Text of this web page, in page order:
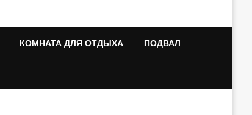
КОМНАТА ДЛЯ ОТДЫХА ПОДВАЛ